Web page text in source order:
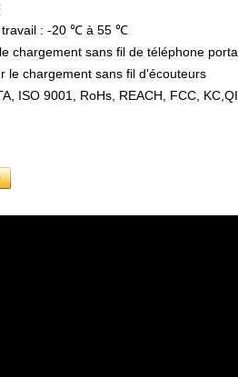
travail : -20 ℃ à 55 ℃
chargement sans fil de téléphone
le chargement sans fil d'écouteurs
ISO 9001, RoHs, REACH, FCC,